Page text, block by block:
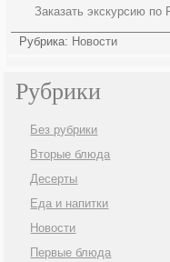
Заказать экскурсию по
Рубрика: Новости
Рубрики
Без рубрики
Вторые блюда
Десерты
Еда и напитки
Новости
Первые блюда